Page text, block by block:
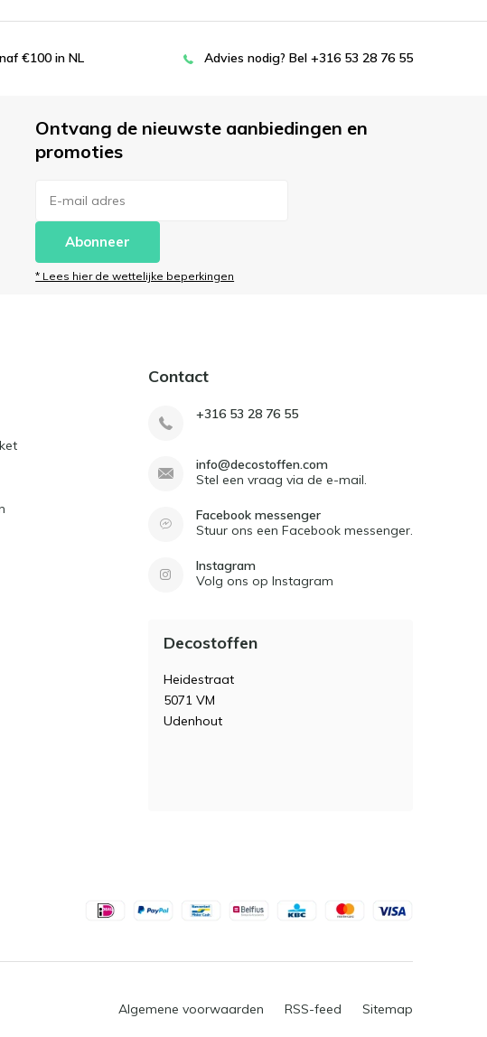
€100 in NL Advies nodig? Bel +316 53 28 76 55
Ontvang de nieuwste aanbiedingen en
promoties
Abonneer
* Lees hier de wettelijke beperkingen
Contact
+316 53 28 76 55
info@decostoffen.com
Stel een vraag via de e-mail.
Facebook messenger
Stuur ons een Facebook messenger.
Instagram
Volg ons op Instagram
Decostoffen
Heidestraat
5071 VM
Udenhout
Algemene voorwaarden RSS-feed Sitemap